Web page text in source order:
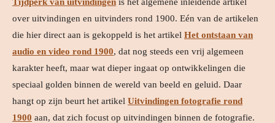
over uitvindingen en uitvinders rond 1900. Eén van de artikelen
die hier direct aan is gekoppeld is het artikel Het ontstaan van
audio en video rond 1900, dat nog steeds een vrij algemeen
karakter heeft, maar wat dieper ingaat op ontwikkelingen die
speciaal golden binnen de wereld van beeld en geluid. Daar
hangt op zijn beurt het artikel Uitvindingen fotografie rond
1900 aan, dat zich focust op uitvindingen binnen de fotografie.